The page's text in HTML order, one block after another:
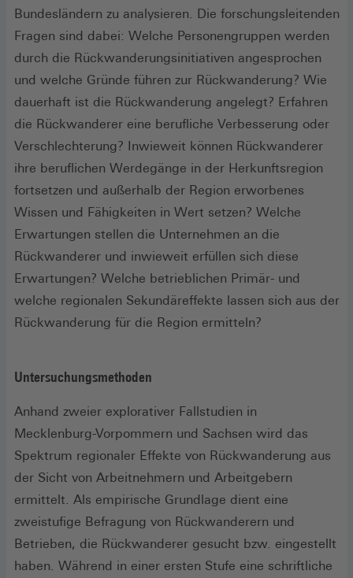
Bundesländern zu analysieren. Die forschungsleitenden
Fragen sind dabei: Welche Personengruppen werden
durch die Rückwanderungsinitiativen angesprochen
und welche Gründe führen zur Rückwanderung? Wie
dauerhaft ist die Rückwanderung angelegt? Erfahren
die Rückwanderer eine berufliche Verbesserung oder
Verschlechterung? Inwieweit können Rückwanderer
ihre beruflichen Werdegänge in der Herkunftsregion
fortsetzen und außerhalb der Region erworbenes
Wissen und Fähigkeiten in Wert setzen? Welche
Erwartungen stellen die Unternehmen an die
Rückwanderer und inwieweit erfüllen sich diese
Erwartungen? Welche betrieblichen Primär- und
welche regionalen Sekundäreffekte lassen sich aus der
Rückwanderung für die Region ermitteln?
Untersuchungsmethoden
Anhand zweier explorativer Fallstudien in
Mecklenburg-Vorpommern und Sachsen wird das
Spektrum regionaler Effekte von Rückwanderung aus
der Sicht von Arbeitnehmern und Arbeitgebern
ermittelt. Als empirische Grundlage dient eine
zweistufige Befragung von Rückwanderern und
Betrieben, die Rückwanderer gesucht bzw. eingestellt
haben. Während in einer ersten Stufe eine schriftliche